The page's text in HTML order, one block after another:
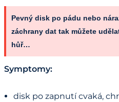
Pevný disk po pádu nebo
záchrany dat tak můžete
hůř…
Symptomy:
disk po zapnutí cvaká,